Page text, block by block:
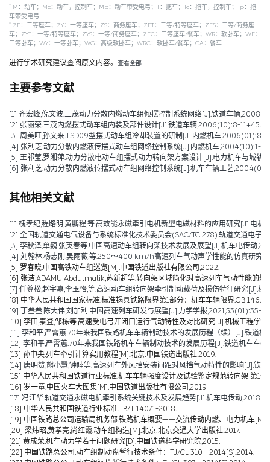
* M：动车；Mc：动车，控制车；Mp：动车带受电弓；T：拖车；Tc：拖车，控制车；Tp：拖
车带受电弓
* ZE：二等座车；ZY：一等座车；ZS：商务座车；ZET：二等/特等座车；ZES：二等/商务座
车；ZYT：一等/特等座车；ZYS：一等/商务座车；ZEC：二等座车/餐车；WR：软卧车；WE：
二等卧车；WY：一等卧车；WG：高级软卧车；WRC：软卧车/餐车；CA：餐车
进行学术研究建议查阅原文内容。 查看全部…
主要参考文献
[1] 齐宏峰,倪文波.三茂动力分散内燃动车组倾摆控制系统网络[J].铁道车辆
[2] 张丽荣.三茂内燃摆式动车组内装及部件设计[J].铁道车辆,2006(10):8-11+45.
[3] 周美旺,孙文来.TSD09型摆式动车组冷却装置的研制[J].内燃机车,2006(01):8-
[4] 张利芝.动力分散内燃液传摆式动车组网络控制系统[J].内燃机车,2004(10):1-
[5] 王祁莹,罗湘萍.动力分散电动车组摆式动力转向架方案设计[J].电力机车与城
[6] 张利芝.动力分散内燃液传摆式动车组网络控制系统[J].机车车辆工艺
其他相关文献
[1] 槐孝纪,程路明,黄鹏程,等.高效能永磁牵引电机新型电磁材料的应用研究[J].电
[2] 全国轨道交通电气设备与系统标准化技术委员会(SAC/TC 278).轨道交通电
[3] 李秋泽,单巍,张英春等.中国高速动车组转向架技术发展及展望[J].机车电传动
[4] 刘翰林,杨志刚,吴雨薇,等.250～400 km/h高速列车气动声学性能的仿真研究
[5] 罗春晓.中国高铁动车组巡览[M].中国铁道出版社有限公司,2022.
[6] 张洁,ADAMU Abdulmalik,苏新超等.转向架区域简化对高速列车气动性能的
[7] 任尊松,赵宇嘉,李玉怡,等.高速动车组转向架牵引制动载荷及损伤特征研究[J].机
[8] 中华人民共和国国家标准.标准锅具铁路限界第1部分：机车车辆限界.GB
[9] 丁叁叁,陈大伟,刘加利.中国高速列车研发与展望[J].力学学报,2021,53(01):35-
[10] 李田,秦登,邹栋等.高速受电弓开闭口运行气动特性及对比研究[J].机械工程学
[11] 李和平,严霄蕙.70年来我国铁路机车车辆制动技术的发展历程（续）[J].铁道
[12] 李和平,严霄蕙.70年来我国铁路机车车辆制动技术的发展历程[J].铁道机车车
[13] 孙中央.列车牵引计算实用教程[M].北京:中国铁道出版社,2019.
[14] 唐明赞,熊小慧,钟睦等.高速列车外风挡安装间距对风挡气动特性的影响[J].铁
[15] 中华人民共和国铁道行业标准.机车车辆强度设计及试验鉴定规范转向架 第1
[16] 罗一童.中国火车大图集[M].中国铁道出版社有限公司,2019
[17] 冯江华.轨道交通永磁电机牵引系统关键技术及发展趋势[J].机车电传动
[18] 中华人民共和国铁道行业标准.TB/T 1407.1-2018.
[19] 中国铁路总公司运输局机务部.铁路机车概要——交流传动内燃、电力机车[M].
[20] 梁炜昭,黄孝亮,尚红霞.动车组构造[M].北京:北京交通大学出版社,2017.
[21] 黄成荣.机车动力学若干问题研究[D].中国铁道科学研究院,2015.
[22] 中国铁路总公司.动车组制动盘暂行技术条件：TJ/CL 310—2014[S].2014.